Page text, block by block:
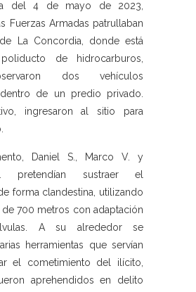
del 4 de mayo de 2023,
Fuerzas Armadas patrullaban
La Concordia, donde está
de hidrocarburos,
dos vehículos
de un predio privado.
ingresaron al sitio para
Daniel S., Marco V. y
pretendían sustraer el
forma clandestina, utilizando
de 700 metros con adaptación
A su alrededor se
herramientas que servían
el cometimiento del ilícito,
aprehendidos en delito